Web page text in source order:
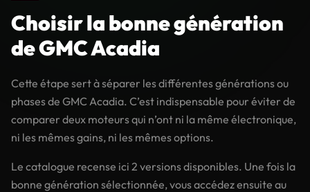
Choisir la bonne génération
de GMC Acadia
Cette étape sert à séparer les différentes générations ou
phases de GMC Acadia. C’est indispensable pour éviter de
comparer deux moteurs qui n’ont ni la même électronique,
ni les mêmes gains, ni les mêmes options.
Le catalogue recense ici 2 versions disponibles. Une fois la
bonne génération sélectionnée, vous accédez ensuite au